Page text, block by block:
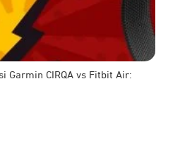
Garmin CIRQA vs Fitbit Air: